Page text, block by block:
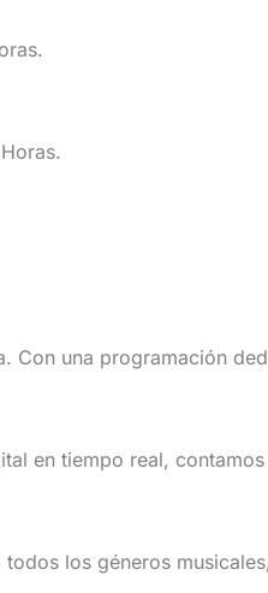
Con una programación
en tiempo real,
los géneros